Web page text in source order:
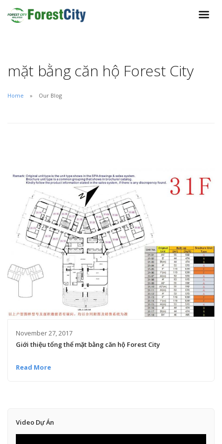
mặt bằng căn hộ Forest City
Home Our Blog
November 27, 2017
Giới thiệu tổng thể mặt bằng căn hộ Forest City
Read More
Video Dự Án